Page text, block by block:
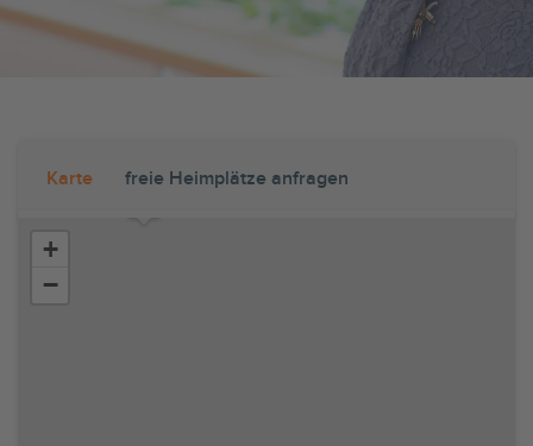
Karte freie Heimplätze anfragen
+
−